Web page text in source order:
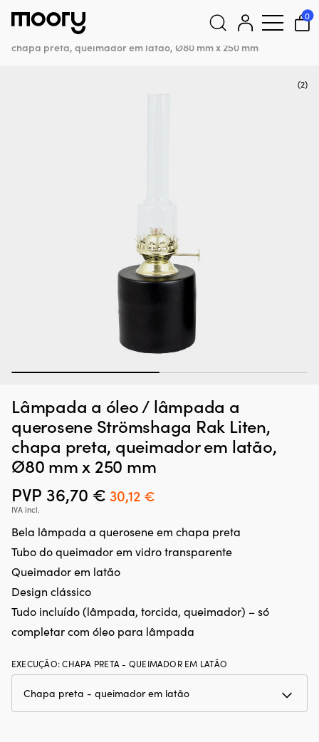
0
lâmpadas a querosene
Lâmpadas a óleo de mesa
–
Lâmpada a óleo / lâmpada a querosene Strömshaga Rak Liten,
chapa preta, queimador em latão, Ø80 mm x 250 mm
(2)
Lâmpada a óleo / lâmpada a
querosene Strömshaga Rak Liten,
chapa preta, queimador em latão,
Ø80 mm x 250 mm
PVP 36,70 € O
original
era:
36,70 €.
30,12 €
atual
é:
IVA incl.
Bela lâmpada a querosene em chapa preta
Tubo do queimador em vidro transparente
Queimador em latão
Design clássico
Tudo incluído (lâmpada, torcida, queimador) – só
completar com óleo para lâmpada
EXECUÇÃO: CHAPA PRETA - QUEIMADOR EM LATÃO